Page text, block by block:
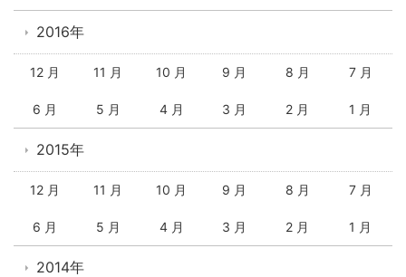
2016年
12 月 11 月 10 月 9 月 8 月 7 月
6 月 5 月 4 月 3 月 2 月 1 月
2015年
12 月 11 月 10 月 9 月 8 月 7 月
6 月 5 月 4 月 3 月 2 月 1 月
2014年